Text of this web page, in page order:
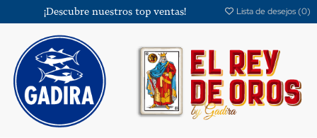
¡Descubre nuestros top ventas! Lista de desejos (0)